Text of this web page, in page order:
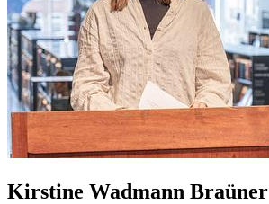
Kirstine Wadmann Braüner